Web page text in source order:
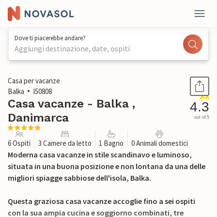
Dove ti piacerebbe andare?
Aggiungi destinazione, date, ospiti
1 / 35
Casa per vacanze
Balka
I50808
Casa vacanze - Balka ,
Danimarca
4.3
out of 5
6 Ospiti 3 Camere da letto 1 Bagno 0 Animali domestici
Moderna casa vacanze in stile scandinavo e luminoso,
situata in una buona posizione e non lontana da una delle
migliori spiagge sabbiose dell'isola, Balka.
Questa graziosa casa vacanze accoglie fino a sei ospiti
con la sua ampia cucina e soggiorno combinati, tre